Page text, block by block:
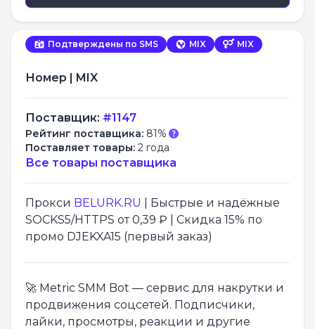
Подтверждены по SMS MIX MIX
Номер | MIX
Поставщик: #1147
Рейтинг поставщика: 81%
Поставляет товары: 2 года
Все товары поставщика
Прокси BELURK.RU
| Быстрые и надёжные
SOCKS5/HTTPS от 0,39 ₽ | Скидка 15% по
промо DJEKXA15 (первый заказ)
🚀 Metric SMM Bot — сервис для накрутки и
продвижения соцсетей. Подписчики,
лайки, просмотры, реакции и другие